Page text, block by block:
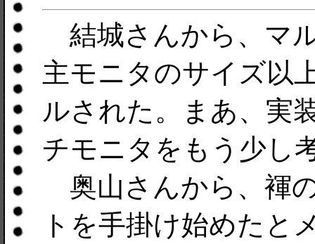
結城さんから、マ
主モニタのサイズ以
ルされた。まあ、実
チモニタをもう少し
奥山さんから、褌
トを手掛け始めたと